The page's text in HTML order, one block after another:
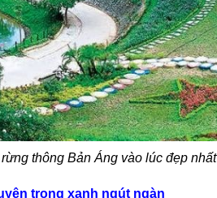
thông Bản Áng vào lúc đẹp nhất
trong xanh ngút ngàn